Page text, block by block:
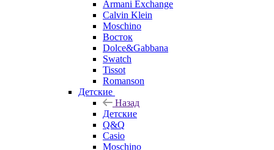
Armani Exchange
Calvin Klein
Moschino
Восток
Dolce&Gabbana
Swatch
Tissot
Romanson
Детские
Назад
Детские
Q&Q
Casio
Moschino